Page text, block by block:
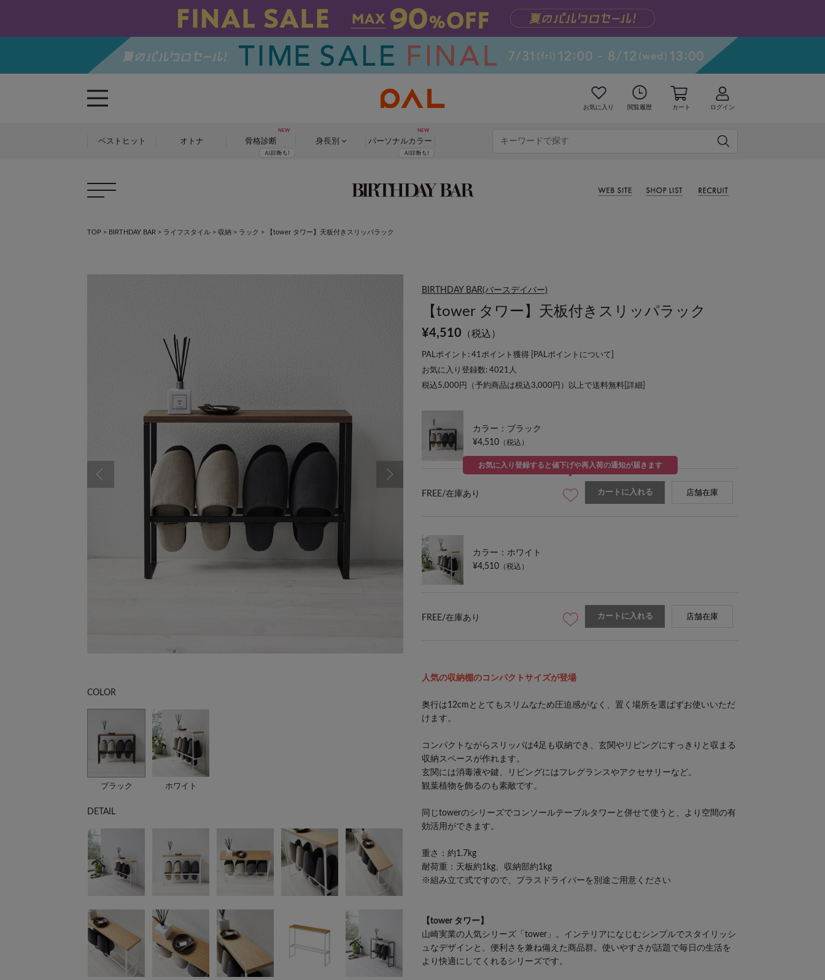
お気に入り 閲覧履歴 カート ログイン
ベストヒット オトナ 骨格診断 身長別 パーソナルカラー
TOP > BIRTHDAY BAR > ライフスタイル > 収納 > ラック > 【tower タワー】天板付きスリッパラック
COLOR
ブラック ホワイト
DETAIL
BIRTHDAY BAR(バースデイバー)
【tower タワー】天板付きスリッパラック
¥4,510 （税込）
PALポイント: 41ポイント獲得 [ PALポイントについて
お気に入り登録数: 4021 人
税込5,000円（予約商品は税込3,000円）以上で送料無料[ 詳細
カラー：ブラック
¥4,510 （税込）
FREE/在庫あり
お気に入り登録すると値下げや再入荷の通知が届きます
カートに入れる 店舗在庫
カラー：ホワイト
¥4,510 （税込）
FREE/在庫あり カートに入れる 店舗在庫
人気の収納棚のコンパクトサイズが登場
奥行は12cmととてもスリムなため圧迫感がなく、置く場所を選ばずお使いいただ
けます。
コンパクトながらスリッパは4足も収納でき、玄関やリビングにすっきりと収まる
収納スペースが作れます。
玄関には消毒液や鍵、リビングにはフレグランスやアクセサリーなど。
観葉植物を飾るのも素敵です。
同じtowerのシリーズでコンソールテーブルタワー と併せて使うと、より空間の有
効活用ができます。
重さ：約1.7kg
耐荷重：天板約1kg、収納部約1kg
※組み立て式ですので、プラスドライバーを別途ご用意ください
【tower タワー】
山崎実業の人気シリーズ「tower」。インテリアになじむシンプルでスタイリッシ
ュなデザインと、便利さを兼ね備えた商品群。使いやすさが話題で毎日の生活を
より快適にしてくれるシリーズです。